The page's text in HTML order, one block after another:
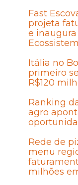
Fast
projeta
e
Itália no
primeiro
R$120
Ranking
agro
Rede de
menu
milhões